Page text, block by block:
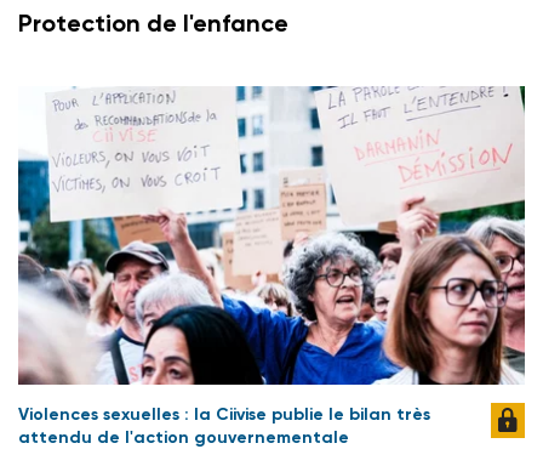
Protection de l'enfance
Violences sexuelles : la Ciivise publie le bilan très
attendu de l'action gouvernementale